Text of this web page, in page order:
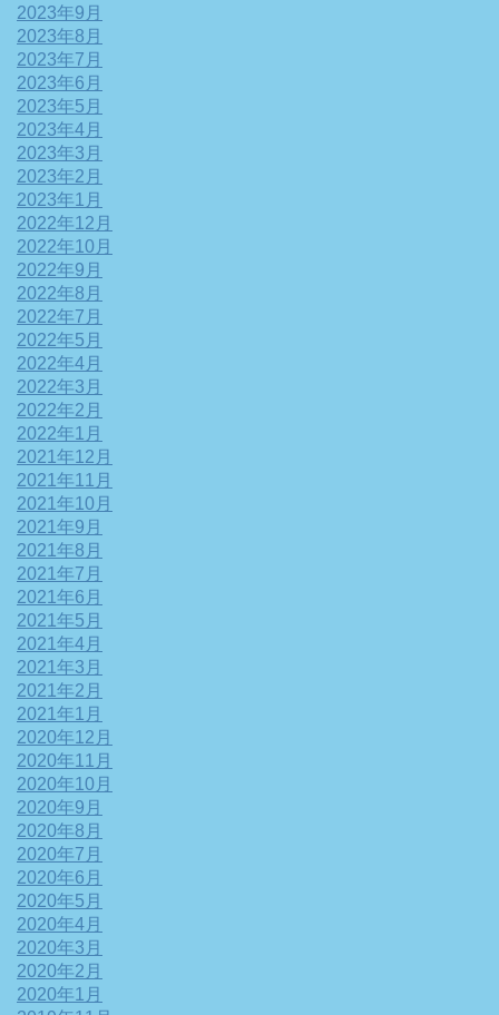
2023年9月
2023年8月
2023年7月
2023年6月
2023年5月
2023年4月
2023年3月
2023年2月
2023年1月
2022年12月
2022年10月
2022年9月
2022年8月
2022年7月
2022年5月
2022年4月
2022年3月
2022年2月
2022年1月
2021年12月
2021年11月
2021年10月
2021年9月
2021年8月
2021年7月
2021年6月
2021年5月
2021年4月
2021年3月
2021年2月
2021年1月
2020年12月
2020年11月
2020年10月
2020年9月
2020年8月
2020年7月
2020年6月
2020年5月
2020年4月
2020年3月
2020年2月
2020年1月